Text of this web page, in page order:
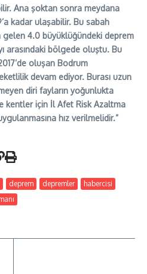
Ana şoktan sonra meydana
kadar ulaşabilir. Bu sabah
gelen 4.0 büyüklüğündeki deprem
arasındaki bölgede oluştu. Bu
oluşan Bodrum
devam ediyor. Burası uzun
diri fayların yoğunlukta
kentler için İl Afet Risk Azaltma
hız verilmelidir.”
deprem depremler
habercisi